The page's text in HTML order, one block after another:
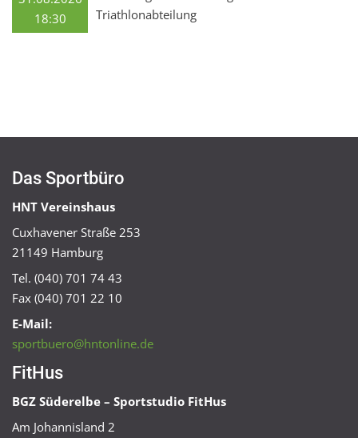
18:30
Triathlonabteilung
Das Sportbüro
HNT Vereinshaus
Cuxhavener Straße 253
21149 Hamburg
Tel. (040) 701 74 43
Fax (040) 701 22 10
E-Mail:
sportbuero@hntonline.de
FitHus
BGZ Süderelbe – Sportstudio FitHus
Am Johannisland 2